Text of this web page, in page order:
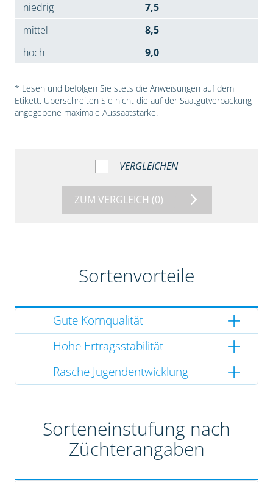
niedrig
7,5
mittel
8,5
hoch
9,0
* Lesen und befolgen Sie stets die Anweisungen auf dem
Etikett. Überschreiten Sie nicht die auf der Saatgutverpackung
angegebene maximale Aussaatstärke.
VERGLEICHEN
ZUM VERGLEICH (0)
Sortenvorteile
Gute Kornqualität
Hohe Ertragsstabilität
Rasche Jugendentwicklung
Sorteneinstufung nach
Züchterangaben